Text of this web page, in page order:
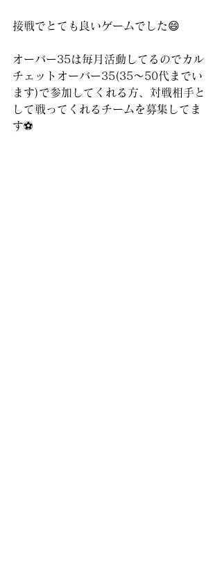
接戦でとても良いゲームでした😄
オーバー35は毎月活動してるのでカル
チェットオーバー35(35〜50代までい
ます)で参加してくれる方、対戦相手と
して戦ってくれるチームを募集してま
す⚽️